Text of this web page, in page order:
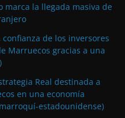
marca la llegada masiva de
de los inversores
Marruecos gracias a una
Real destinada a
en una economía
estadounidense)